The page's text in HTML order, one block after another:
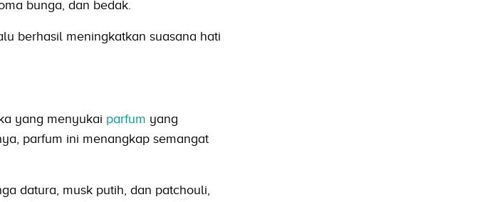
bunga, dan bedak.
berhasil meningkatkan suasana hati
yang menyukai parfum yang
parfum ini menangkap semangat
datura, musk putih, dan patchouli,